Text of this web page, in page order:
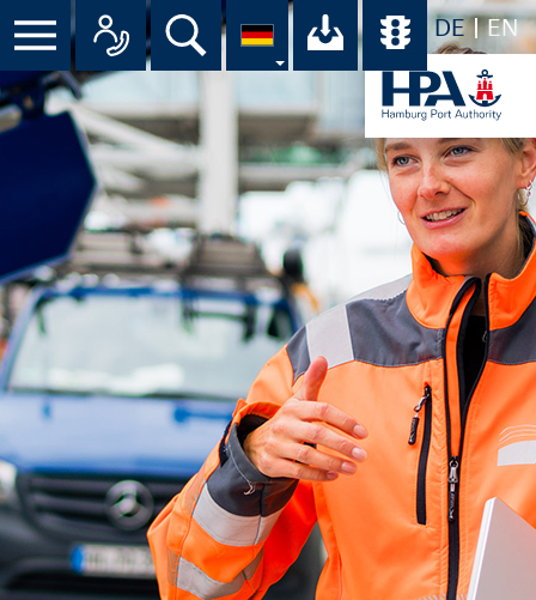
DE EN
Suche Ihr Download-